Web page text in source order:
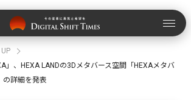
」、HEXA LANDの3Dメタバース空間「HEXAメタバ
の詳細を発表